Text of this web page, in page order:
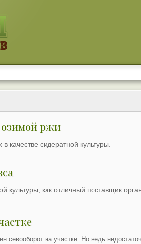
озимой ржи
качестве сидератной культуры.
культуры, как отличный поставщик
севооборот на участке. Но ведь